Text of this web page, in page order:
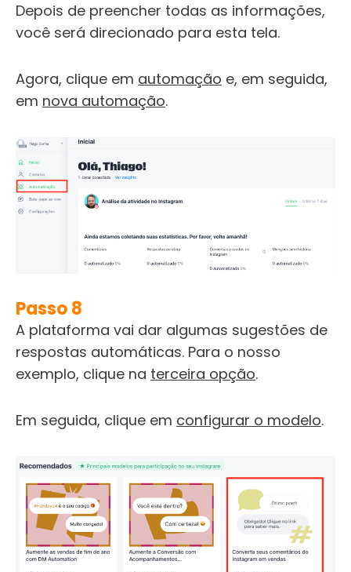
Depois de preencher todas as informações,
você será direcionado para esta tela.
Agora, clique em automação e, em seguida,
em nova automação.
Passo 8
A plataforma vai dar algumas sugestões de
respostas automáticas. Para o nosso
exemplo, clique na terceira opção.
Em seguida, clique em configurar o modelo.